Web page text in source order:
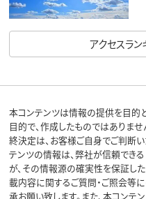
アクセスラ
本コンテンツは情報の提供を目的
目的で、作成したものではありま
終決定は、お客様ご自身でご判断
テンツの情報は、弊社が信頼でき
が、その情報源の確実性を保証し
載内容に関するご質問・ご照会等
承お願い致します。また、本コン